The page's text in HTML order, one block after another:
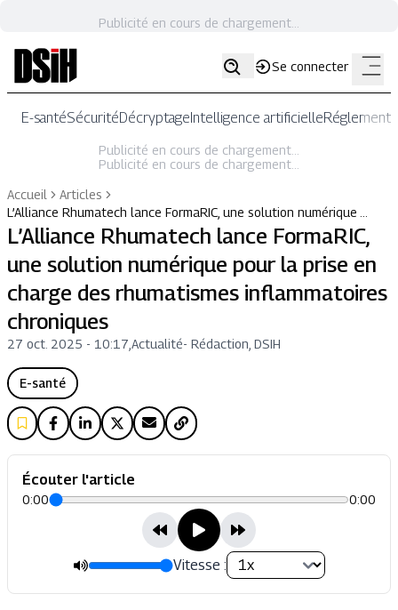
Publicité en cours de chargement...
Se connecter
E-santéSécuritéDécryptageIntelligence artificielle
Publicité en cours de chargement...
Publicité en cours de chargement...
Accueil
Articles
L’Alliance Rhumatech lance FormaRIC, une solution numérique …
L’Alliance Rhumatech lance FormaRIC,
une solution numérique pour la prise en
charge des rhumatismes inflammatoires
chroniques
27 oct. 2025 - 10:17 Actualité- Rédaction, DSIH
E-santé
Écouter l'article
0:00 0:00
Vitesse :